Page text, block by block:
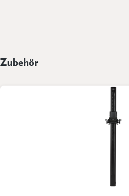
Zubehör